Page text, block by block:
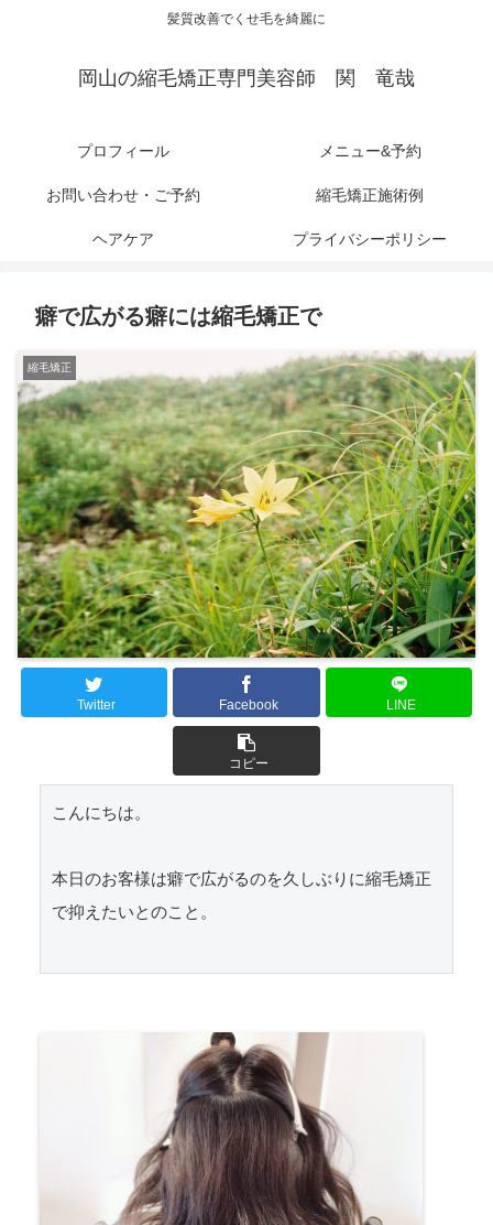
髪質改善でくせ毛を綺麗に
岡山の縮毛矯正専門美容師 関 竜哉
プロフィール メニュー&予約
お問い合わせ・ご予約 縮毛矯正施術例
ヘアケア プライバシーポリシー
癖で広がる癖には縮毛矯正で
縮毛矯正
Twitter Facebook LINE
コピー
こんにちは。
本日のお客様は癖で広がるのを久しぶりに縮毛矯正
で抑えたいとのこと。